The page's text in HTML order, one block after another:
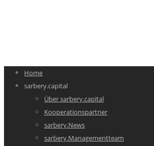
Home
sarbery.capital
Über sarbery.capital
Kooperationspartner
sarbery.News
sarbery.Managementteam